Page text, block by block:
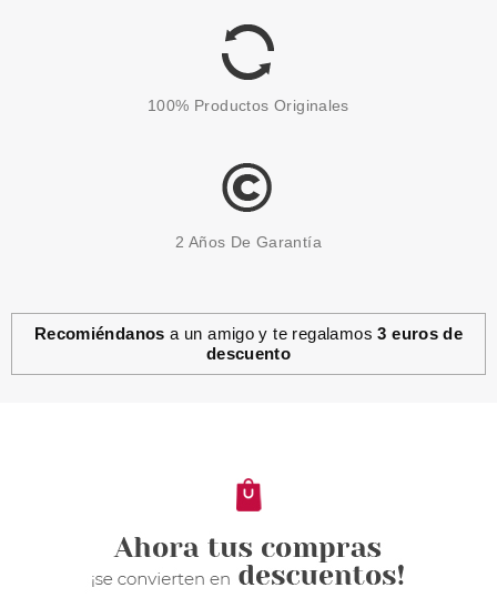
3.55€
ESSENCE
2.99€
100% Productos Originales
2 Años De Garantía
Recomiéndanos a un amigo y te regalamos3 euros de
descuento